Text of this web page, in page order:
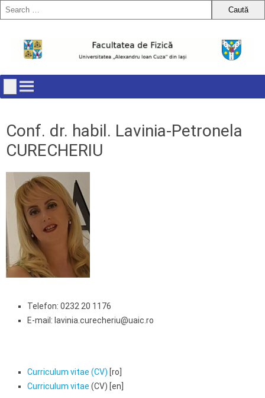
content
Conf. dr. habil. Lavinia-Petronela
CURECHERIU
Telefon: 0232 20 1176
E-mail: lavinia.curecheriu@uaic.ro
Curriculum vitae (CV) [ro]
Curriculum vitae (CV) [en]